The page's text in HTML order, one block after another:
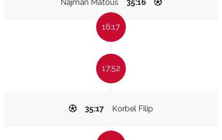
Najman Matouš 35:16
16:17
17:52
Korbel Filip
35:17